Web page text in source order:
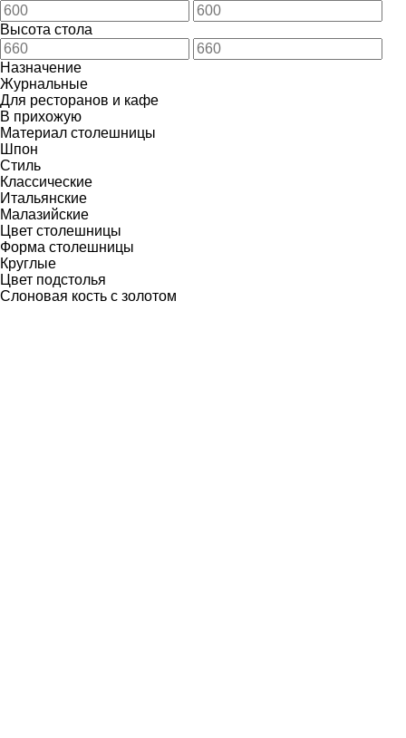
Высота стола
Назначение
Журнальные
Для ресторанов и кафе
В прихожую
Материал столешницы
Шпон
Стиль
Классические
Итальянские
Малазийские
Цвет столешницы
Форма столешницы
Круглые
Цвет подстолья
Слоновая кость с золотом